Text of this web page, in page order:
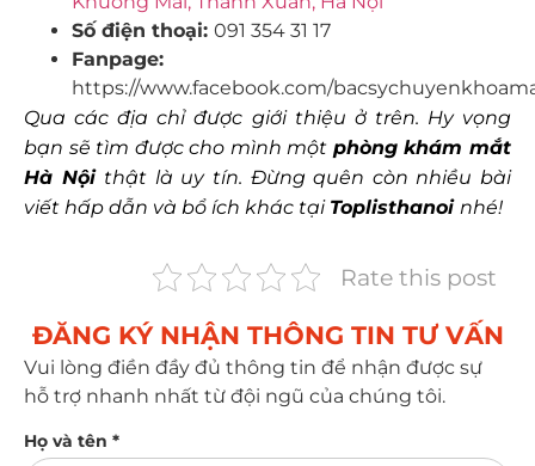
Số điện thoại: 091 354 31 17
Fanpage:
https://www.facebook.com/
Qua các địa chỉ được giới thiệu ở trên. Hy vọng
bạn sẽ tìm được cho mình một phòng khám mắt
Hà Nội thật là uy tín. Đừng quên còn nhiều bài
viết hấp dẫn và bổ ích khác tại Toplisthanoi nhé!
Rate this post
ĐĂNG KÝ NHẬN THÔNG TIN TƯ VẤN​
Vui lòng điền đầy đủ thông tin để nhận được sự
hỗ trợ nhanh nhất từ đội ngũ của chúng tôi.
Họ và tên *